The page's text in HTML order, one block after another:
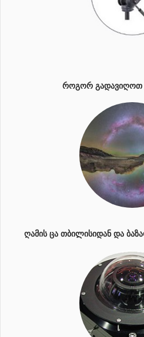
ᲠᲝᲒᲝᲠ ᲒᲐᲓᲐᲕᲘᲦᲝᲗ
ᲦᲐᲛᲘᲡ ᲪᲐ ᲗᲑᲘᲚᲘᲡᲘᲓᲐᲜ ᲓᲐ